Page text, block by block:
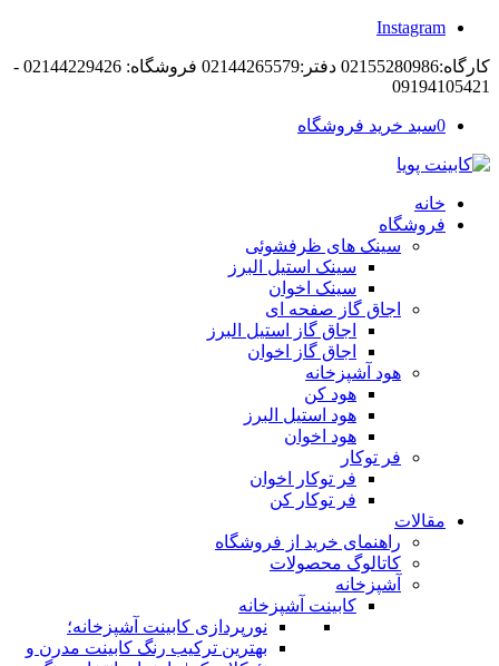
Instagram
کارگاه:02155280986 دفتر:02144265579 فروشگاه: 02144229426 -
09194105421
0سبد خرید فروشگاه
خانه
فروشگاه
سینک های ظرفشوئی
سینک استیل البرز
سینک اخوان
اجاق گاز صفحه ای
اجاق گاز استیل البرز
اجاق گاز اخوان
هود آشپزخانه
هود کن
هود استیل البرز
هود اخوان
فر توکار
فر توکار اخوان
فر توکار کن
مقالات
راهنمای خرید از فروشگاه
کاتالوگ محصولات
آشپزخانه
کابینت آشپزخانه
نورپردازی کابینت آشپزخانه؛
بهترین ترکیب رنگ کابینت مدرن و